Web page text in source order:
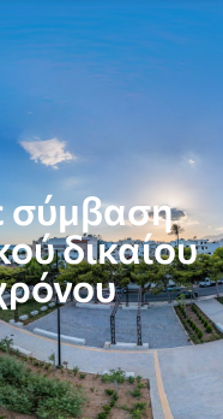
σύμβαση
δικαίου